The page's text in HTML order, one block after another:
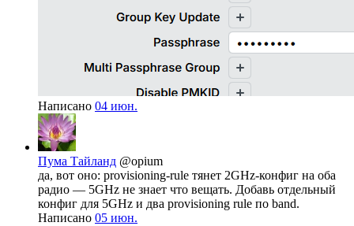
Написано 04 июн.
Пума Тайланд @opium
да, вот оно: provisioning-rule тянет 2GHz-конфиг на оба
радио — 5GHz не знает что вещать. Добавь отдельный
конфиг для 5GHz и два provisioning rule по band.
Написано 05 июн.